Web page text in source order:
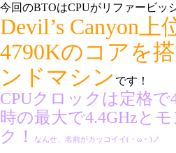
今回のBTOはCPUがリファービッ
Devil’s Canyon
4790Kのコアを
ンドマシン です！
CPUクロックは定格で
時の最大で4.4GHzと
ク！
なんせ、名前がカッコイイ(・ω・)ノ